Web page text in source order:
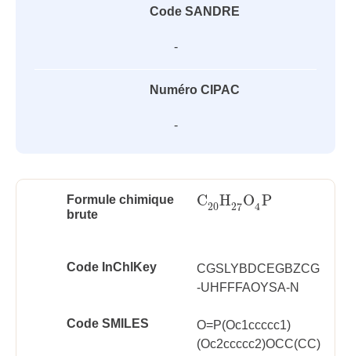
Code SANDRE
-
Numéro CIPAC
-
Formule chimique
brute
C20H27O4P
C20H27O4P
Code InChlKey
CGSLYBDCEGBZCG
-UHFFFAOYSA-N
Code SMILES
O=P(Oc1ccccc1)
(Oc2ccccc2)OCC(CC)